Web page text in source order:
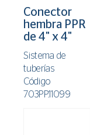
Conector
hembra PPR
de 4" x 4"
Sistema de
tuberías
Código
703PP.11099